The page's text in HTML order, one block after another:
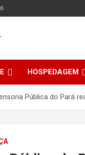
HOSPEDAGEM
Pública do Pará